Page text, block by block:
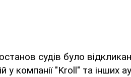
судів було
у компанії "Kroll" та інших